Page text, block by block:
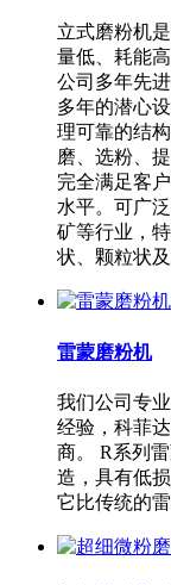
立式磨粉机
量低、耗能
公司多年先
多年的潜心
理可靠的结
磨、选粉、
完全满足客
水平。可广
矿等行业，
状、颗粒状
雷蒙磨粉机
我们公司专
经验，科菲
商。 R系列
造，具有低
它比传统的